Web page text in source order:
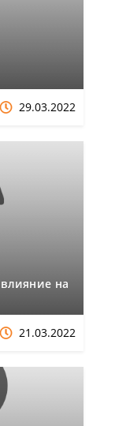
29.03.2022
на
21.03.2022